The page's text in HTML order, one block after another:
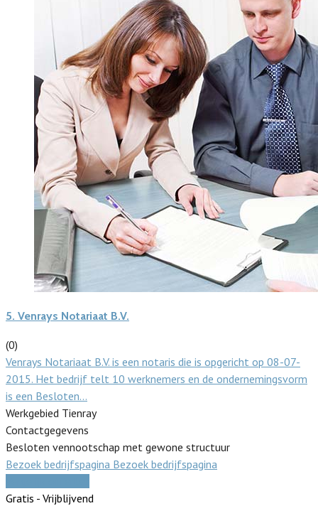
5. Venrays Notariaat B.V.
(0)
Venrays Notariaat B.V. is een notaris die is opgericht op 08-07-
2015. Het bedrijf telt 10 werknemers en de ondernemingsvorm
is een Besloten…
Werkgebied Tienray
Contactgegevens
Besloten vennootschap met gewone structuur
Bezoek bedrijfspagina Bezoek bedrijfspagina
Gratis - Vrijblijvend